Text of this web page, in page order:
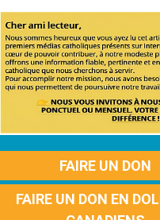
FAIRE UN DON
FAIRE UN DON EN